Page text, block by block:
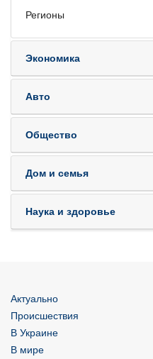
Регионы
Экономика
Авто
Общество
Дом и семья
Наука и здоровье
Актуально
Происшествия
В Украине
В мире